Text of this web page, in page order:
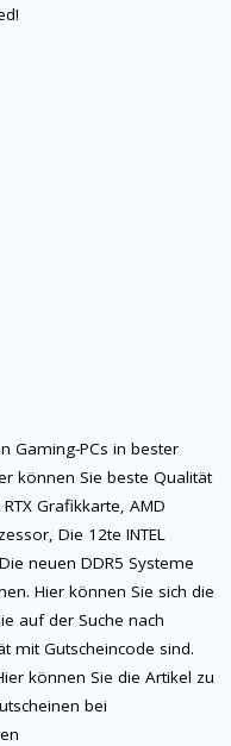
Gaming-PCs in bester
können Sie beste Qualität
Grafikkarte, AMD
Die 12te INTEL
neuen DDR5 Systeme
Hier können Sie sich die
auf der Suche nach
mit Gutscheincode sind.
können Sie die Artikel zu
bei